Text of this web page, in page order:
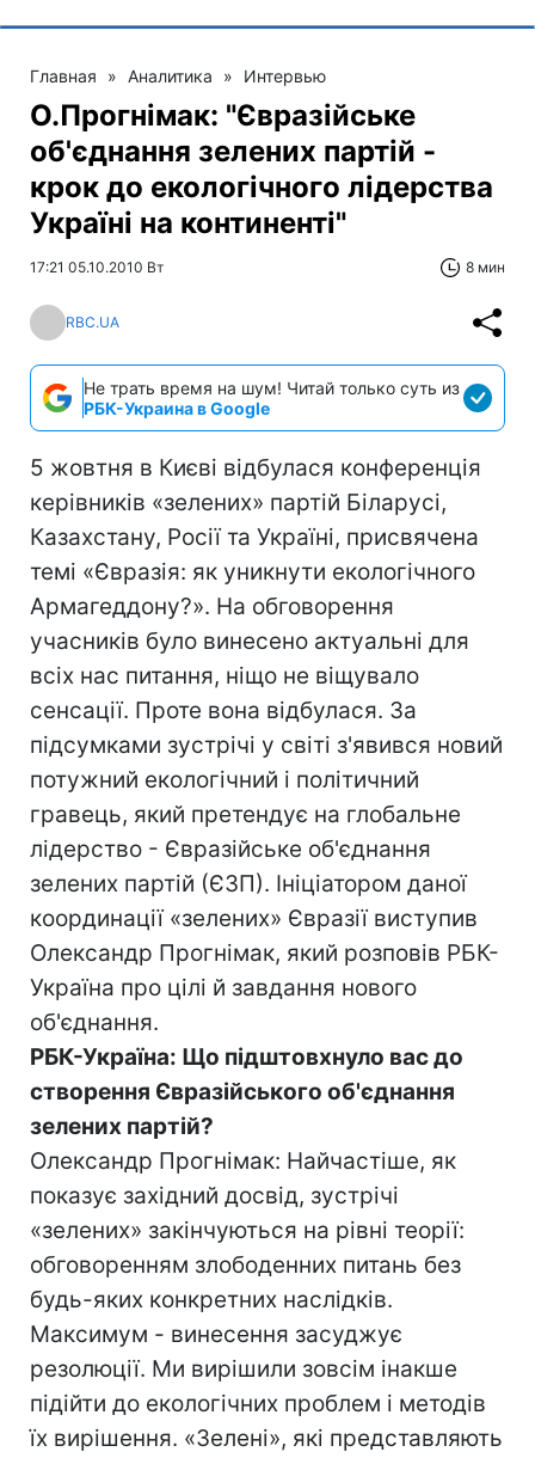
Главная » Аналитика » Интервью
О.Прогнімак: "Євразійське
об'єднання зелених партій -
крок до екологічного лідерства
Україні на континенті"
17:21 05.10.2010 Вт 8 мин
RBC.UA
Не трать время на шум! Читай только суть из
РБК-Украина в Google
5 жовтня в Києві відбулася конференція
керівників «зелених» партій Біларусі,
Казахстану, Росії та Україні, присвячена
темі «Євразія: як уникнути екологічного
Армагеддону?». На обговорення
учасників було винесено актуальні для
всіх нас питання, ніщо не віщувало
сенсації. Проте вона відбулася. За
підсумками зустрічі у світі з'явився новий
потужний екологічний і політичний
гравець, який претендує на глобальне
лідерство - Євразійське об'єднання
зелених партій (ЄЗП). Ініціатором даної
координації «зелених» Євразії виступив
Олександр Прогнімак, який розповів РБК-
Україна про цілі й завдання нового
об'єднання.
РБК-Україна: Що підштовхнуло вас до
створення Євразійського об'єднання
зелених партій?
Олександр Прогнімак: Найчастіше, як
показує західний досвід, зустрічі
«зелених» закінчуються на рівні теорії:
обговоренням злободенних питань без
будь-яких конкретних наслідків.
Максимум - винесення засуджує
резолюції. Ми вирішили зовсім інакше
підійти до екологічних проблем і методів
їх вирішення. «Зелені», які представляють